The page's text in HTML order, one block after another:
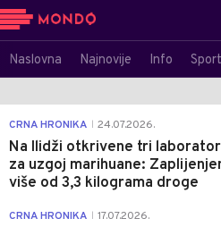
Naslovna Najnovije Info Sport
CRNA HRONIKA 24.07.2026.
Na Ilidži otkrivene tri
za uzgoj marihuane:
više od 3,3 kilograma droge
CRNA HRONIKA 17.07.2026.